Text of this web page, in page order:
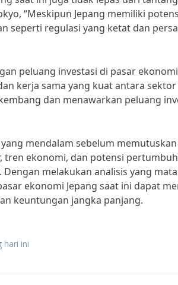
“Meskipun Jepang memiliki
seperti regulasi yang ketat dan
peluang investasi di pasar ekonomi
kerja sama yang kuat antara
dan menawarkan peluang
mendalam sebelum
tren ekonomi, dan potensi
melakukan analisis yang
ekonomi Jepang saat ini dapat
keuntungan jangka panjang.
hari ini